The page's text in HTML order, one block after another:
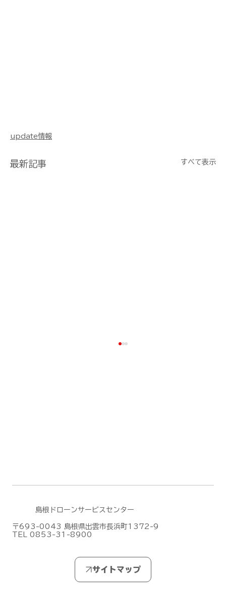
update情報
最新記事 すべて表示
ト(2026/6/30)
島根ドローンサービスセンター
〒693-0043 島根県出雲市長浜町1372-9
TEL 0853-31-8900